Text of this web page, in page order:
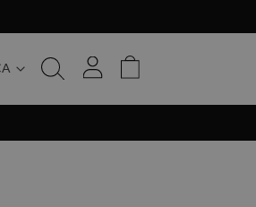
My Cart